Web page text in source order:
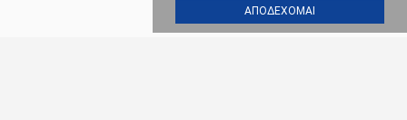
ΑΠΟΔΕΧΟΜΑΙ
SOCIAL MEDIA